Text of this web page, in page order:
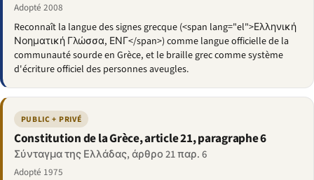
Adopté 2008
Reconnaît la langue des signes grecque (<span lang="el">Ελληνική
Νοηματική Γλώσσα, ΕΝΓ</span>) comme langue officielle de la
communauté sourde en Grèce, et le braille grec comme système
d'écriture officiel des personnes aveugles.
PUBLIC + PRIVÉ
Constitution de la Grèce, article 21, paragraphe 6
Σύνταγμα της Ελλάδας, άρθρο 21 παρ. 6
Adopté 1975